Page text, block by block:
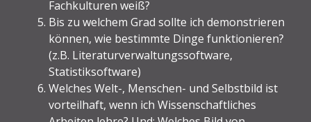
Fachkulturen weiß?
Bis zu welchem Grad sollte ich demonstrieren
können, wie bestimmte Dinge funktionieren?
(z.B. Literaturverwaltungssoftware,
Statistiksoftware)
Welches Welt-, Menschen- und Selbstbild ist
vorteilhaft, wenn ich Wissenschaftliches